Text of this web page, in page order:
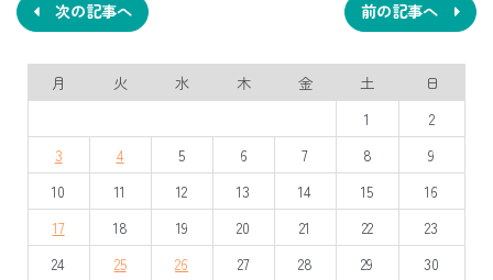
ナ
ビ
ゲ
ー
シ
ョ
ン
前の記事へ
次の記事へ
月 火 水 木 金 土
日
1
2
3
4 5 6 7 8
9
10
11 12 13 14 15
16
17
18 19 20 21 22
23
24
25 26 27 28 29 30